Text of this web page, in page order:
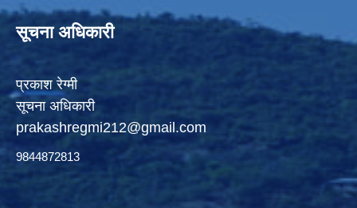
सूचना अधिकारी
प्रकाश रेग्मी
सूचना अधिकारी
prakashregmi212@gmail.com
9844872813